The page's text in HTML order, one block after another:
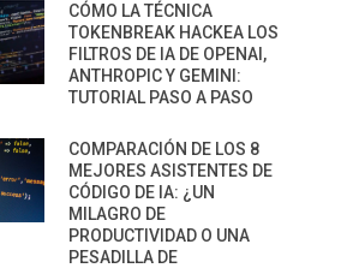
CÓMO LA TÉCNICA
TOKENBREAK HACKEA LOS
FILTROS DE IA DE OPENAI,
ANTHROPIC Y GEMINI:
TUTORIAL PASO A PASO
COMPARACIÓN DE LOS 8
MEJORES ASISTENTES DE
CÓDIGO DE IA: ¿UN
MILAGRO DE
PRODUCTIVIDAD O UNA
PESADILLA DE